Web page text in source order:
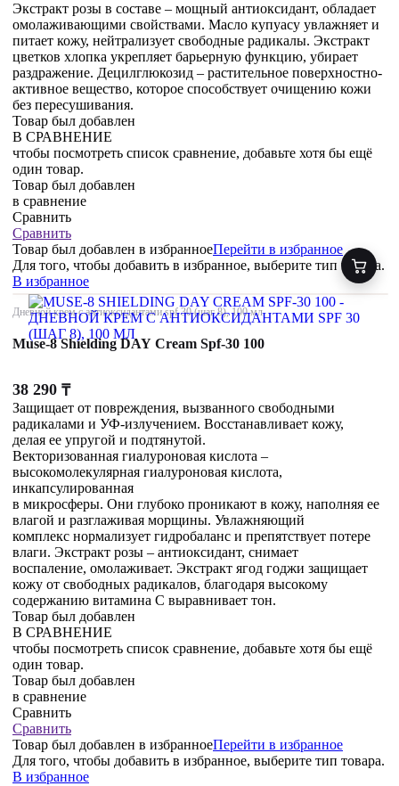
Экстракт розы в составе – мощный антиоксидант, обладает
омолаживающими свойствами. Масло купуасу увлажняет и
питает кожу, нейтрализует свободные радикалы. Экстракт
цветков хлопка укрепляет барьерную функцию, убирает
раздражение. Децилглюкозид – растительное поверхностно-
активное вещество, которое способствует очищению кожи
без пересушивания.
Товар был добавлен
В СРАВНЕНИЕ
чтобы посмотреть список сравнение, добавьте хотя бы ещё
один товар.
Товар был добавлен
в сравнение
Сравнить
Сравнить
Товар был добавлен в избранноеПерейти в избранное
Для того, чтобы добавить в избранное, выберите тип товара.
В избранное
Дневной крем с антиоксидантами spf 30 (шаг 8), 100 мл
Muse-8 Shielding DAY Cream Spf-30 100
38 290 ₸
Защищает от повреждения, вызванного свободными
радикалами и УФ-излучением. Восстанавливает кожу,
делая ее упругой и подтянутой.
Векторизованная гиалуроновая кислота –
высокомолекулярная гиалуроновая кислота,
инкапсулированная
в микросферы. Они глубоко проникают в кожу, наполняя ее
влагой и разглаживая морщины. Увлажняющий
комплекс нормализует гидробаланс и препятствует потере
влаги. Экстракт розы – антиоксидант, снимает
воспаление, омолаживает. Экстракт ягод годжи защищает
кожу от свободных радикалов, благодаря высокому
содержанию витамина С выравнивает тон.
Товар был добавлен
В СРАВНЕНИЕ
чтобы посмотреть список сравнение, добавьте хотя бы ещё
один товар.
Товар был добавлен
в сравнение
Сравнить
Сравнить
Товар был добавлен в избранноеПерейти в избранное
Для того, чтобы добавить в избранное, выберите тип товара.
В избранное